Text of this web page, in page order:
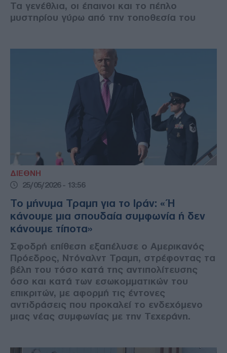
Τα γενέθλια, οι έπαινοι και το πέπλο
μυστηρίου γύρω από την τοποθεσία του
ΔΙΕΘΝΗ
25/05/2026 - 13:56
Το μήνυμα Τραμπ για το Ιράν: «Ή
κάνουμε μια σπουδαία συμφωνία ή δεν
κάνουμε τίποτα»
Σφοδρή επίθεση εξαπέλυσε ο Αμερικανός
Πρόεδρος, Ντόναλντ Τραμπ, στρέφοντας τα
βέλη του τόσο κατά της αντιπολίτευσης
όσο και κατά των εσωκομματικών του
επικριτών, με αφορμή τις έντονες
αντιδράσεις που προκαλεί το ενδεχόμενο
μιας νέας συμφωνίας με την Τεχεράνη.